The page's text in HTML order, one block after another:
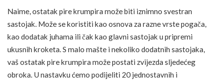
Naime, ostatak pire krumpira može biti iznimno svestran
sastojak. Može se koristiti kao osnova za razne vrste pogača,
kao dodatak juhama ili čak kao glavni sastojak u pripremi
ukusnih kroketa. S malo mašte i nekoliko dodatnih sastojaka,
vaš ostatak pire krumpira može postati zvijezda sljedećeg
obroka. U nastavku ćemo podijeliti 20 jednostavnih i